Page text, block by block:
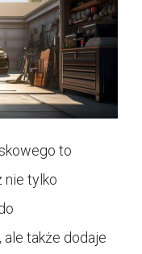
to
nie tylko
także dodaje